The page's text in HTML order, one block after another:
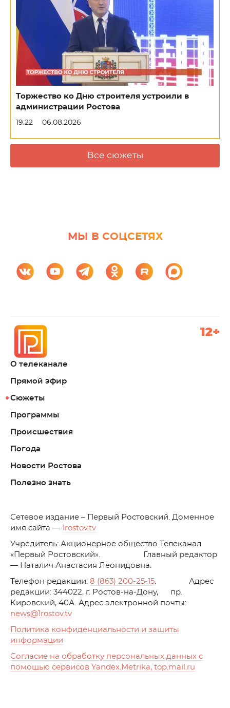
Торжество ко Дню строителя устроили в
администрации Ростова
19:22 06.08.2026
Все сюжеты
МЫ В СОЦСЕТЯХ
О телеканале
Прямой эфир
Сюжеты
Программы
Происшествия
Погода
Новости Ростова
Полезно знать
12+
Cетевое издание – Первый Ростовский. Доменное
имя сайта — 1rostov.tv
Учредитель: Акционерное общество Телеканал
«Первый Ростовский». Главный редактор
— Наталич Анастасия Леонидовна.
Телефон редакции: 8 (863) 200-25-15 . Адрес
редакции: 344022, г. Ростов-на-Дону, пр.
Кировский, 40А. Адрес электронной почты:
news@1rostov.tv
Политика конфиденциальности и защиты
информации
Согласие на обработку персональных данных с
помощью сервисов Yandex.Metrika, top.mail.ru